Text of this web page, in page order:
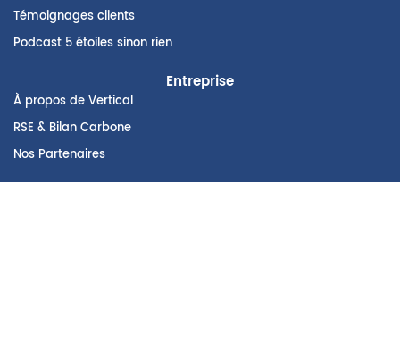
Témoignages clients
Podcast 5 étoiles sinon rien
Entreprise
À propos de Vertical
RSE & Bilan Carbone
Nos Partenaires